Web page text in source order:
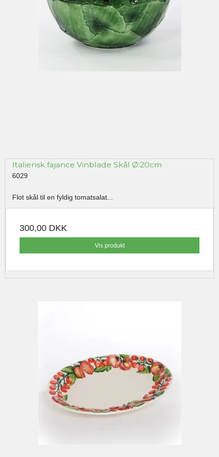
Italiensk fajance Vinblade Skål Ø:20cm
6029
Flot skål til en fyldig tomatsalat...
300,00 DKK
Vis produkt